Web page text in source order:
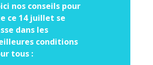
nos conseils pour
ce 14 juillet se
dans les
conditions
tous :